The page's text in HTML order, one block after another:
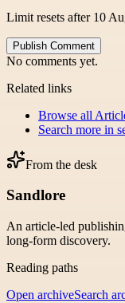
Limit resets after 10
Publish Comment
No comments yet.
Related links
Browse all
Search more in
From the desk
Sandlore
An article-led
long-form discovery.
Reading paths
Open archiveSearch